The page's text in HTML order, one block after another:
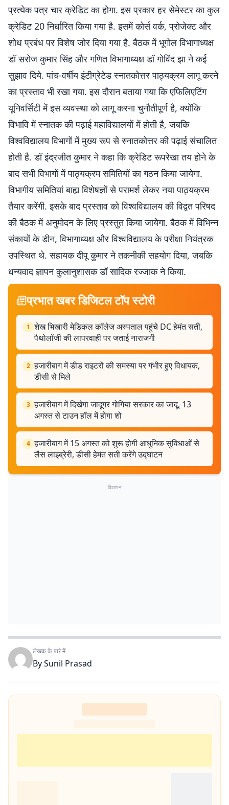
प्रत्येक पत्र चार क्रेडिट का होगा. इस प्रकार हर सेमेस्टर का कुल
क्रेडिट 20 निर्धारित किया गया है. इसमें कोर्स वर्क, प्रोजेक्ट और
शोध प्रबंध पर विशेष जोर दिया गया है. बैठक में भूगोल विभागाध्यक्ष
डॉ सरोज कुमार सिंह और गणित विभागाध्यक्ष डॉ गोविंद झा ने कई
सुझाव दिये. पांच-वर्षीय इंटीग्रेटेड स्नातकोत्तर पाठ्यक्रम लागू करने
का प्रस्ताव भी रखा गया. इस दौरान बताया गया कि एफिलिएटिंग
यूनिवर्सिटी में इस व्यवस्था को लागू करना चुनौतीपूर्ण है, क्योंकि
विभावि में स्नातक की पढ़ाई महाविद्यालयों में होती है, जबकि
विश्वविद्यालय विभागों में मुख्य रूप से स्नातकोत्तर की पढ़ाई संचालित
होती है. डॉ इंद्रजीत कुमार ने कहा कि क्रेडिट रूपरेखा तय होने के
बाद सभी विभागों में पाठ्यक्रम समितियों का गठन किया जायेगा.
विभागीय समितियां बाह्य विशेषज्ञों से परामर्श लेकर नया पाठ्यक्रम
तैयार करेंगी. इसके बाद प्रस्ताव को विश्वविद्यालय की विद्वत परिषद
की बैठक में अनुमोदन के लिए प्रस्तुत किया जायेगा. बैठक में विभिन्न
संकायों के डीन, विभागाध्यक्ष और विश्वविद्यालय के परीक्षा नियंत्रक
उपस्थित थे. सहायक दीपू कुमार ने तकनीकी सहयोग दिया, जबकि
धन्यवाद ज्ञापन कुलानुशासक डॉ सादिक रज्जाक ने किया.
प्रभात खबर डिजिटल टॉप स्टोरी
1 शेख भिखारी मेडिकल कॉलेज अस्पताल पहुंचे DC हेमंत सती,
पैथोलॉजी की लापरवाही पर जताई नाराजगी
2 हजारीबाग में डीड राइटरों की समस्या पर गंभीर हुए विधायक,
डीसी से मिले
3 हजारीबाग में दिखेगा जादूगर गोगिया सरकार का जादू, 13
अगस्त से टाउन हॉल में होगा शो
4 हजारीबाग में 15 अगस्त को शुरू होगी आधुनिक सुविधाओं से
लैस लाइब्रेरी, डीसी हेमंत सती करेंगे उद्घाटन
विज्ञापन
लेखक के बारे में
BySunil Prasad